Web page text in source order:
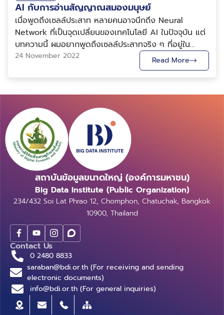
AI กับการอ่านสัญญาณสมองมนุษย์
เมื่อพูดถึงเซลล์ประสาท หลายคนอาจนึกถึง Neural
Network ที่เป็นจุดเปลี่ยนของเทคโนโลยี AI ในปัจจุบัน แต่
บทความนี้ ผมอยากพูดถึงเซลล์ประสาทจริง ๆ ที่อยู่ใน
สมอง เมื่อเซลล์ประสาทหลาย ๆ เซลล์ส่งผ่านข้อมูลระหว่าง
กันก็จะเกิดสนามไฟฟ้าขึ้นในสมอง และถ้ากิจกรรมในสมอง
นั้นมีมากพอ สนามไฟฟ้านี้ก็จะเข้มมากพอที่จะพอส่งผ่าน
กะโหลกศีรษะเข้ามาเป็นสัญญาณทางไฟฟ้าแบบอ่อน ๆ ที่
บริเวณศีรษะของเราครับ ซึ่งสัญญาณนี้ถูกค้นพบครั้งแรก
ตั้งแต่ปี 1929 ด้วยความบังเอิญ แต่ต้องใช้เวลาหลายสิบ
ปีกว่าที่มนุษย์จะเข้าใจมันจริง ๆ ครับ เป็นศาสตร์ที่เรียกว่า
การวัดคลื่นไฟฟ้าสมอง หรือ Electroencephalogram
(EEG) ( AI คืออะไร ) ศาสตร์แห่งการอ่านคลื่นสมอง
เนื่องจากสมองเป็นศูนย์กลางการประมวลผลหลาย ๆ อย่าง
ของมนุษย์ ตั้งแต่การรับรู้ด้วยประสาทสัมผัสทั้งห้า ไปจนถึง
การคิดว่าคืนนี้จะกินข้าวอะไรกับใครดีนะ สัญญาณที่อ่านได้
จากสมองเลยน่าสนใจเพราะมันอาจจะสื่อความหมายอะไรบาง
อย่าง หรือบางที คอมพิวเตอร์อาจจะเข้าใจมนุษย์ได้เลย
โดยที่มนุษย์ไม่ต้องสั่งการอะไร เพียงแต่คอมพิวเตอร์อ่าน
สัญญาณสมองโดยตรง จนเกิดเป็นสาขาที่เรียกว่า Brain-
Computer Interface (BCI) แต่อย่าเพิ่งคาดหวังว่า
คอมพิวเตอร์จะ “รู้ใจ” เราไปทั้งหมดนะครับ การศึกษาใน
สาขานี้ยังถือว่าใหม่มาก และคอมพิวเตอร์ยังไม่ได้เก่งขนาด
นั้น ถามว่าศาสตร์นี้พัฒนาไปถึงไหนแล้ว ต้องเริ่มอธิบาย
ก่อนครับว่า งานวิจัยสายนี้แบ่งออกเป็น 3 สาขาย่อย สาขา
แรกคือ การอ่านสัญญาณที่เกิดจากมนุษย์ “สั่งการ” หรือที่
24 November 2022 Read More
สถาบันข้อมูลขนาดใหญ่ (องค์การมหาชน)
Big Data Institute (Public Organization)
234/432 Soi Lat Phrao 12, Chomphon, Chatuchak, Bangkok
10900, Thailand
Contact Us
0 2480 8833
saraban@bdi.or.th (For receiving and sending
electronic documents)
info@bdi.or.th (For general inquiries)